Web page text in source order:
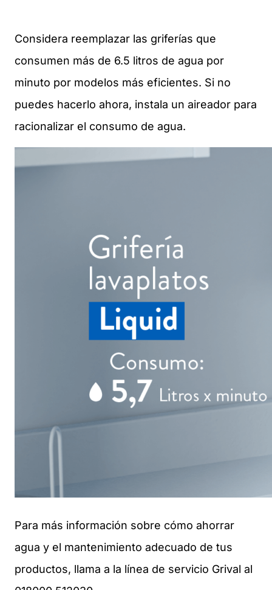
Considera reemplazar las griferías que
consumen más de 6.5 litros de agua por
minuto por modelos más eficientes. Si no
puedes hacerlo ahora, instala un aireador para
racionalizar el consumo de agua.
Para más información sobre cómo ahorrar
agua y el mantenimiento adecuado de tus
productos, llama a la línea de servicio Grival al